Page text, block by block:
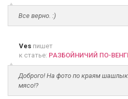
Все верно. :)
Ves пишет
к статье: РАЗБОЙНИЧИЙ ПО-
Доброго! На фото по краям
мясо!?